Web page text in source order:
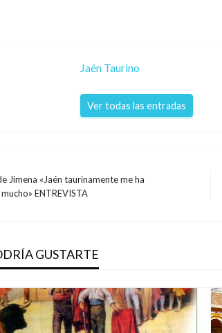
Jaén Taurino
Ver todas las entradas
Jimena «Jaén taurinamente me ha
ENTREVISTA
GUSTARTE